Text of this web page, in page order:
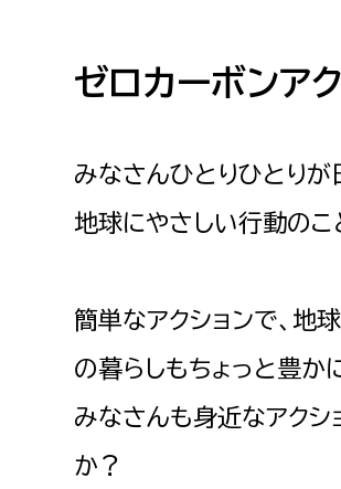
高校生・大学生など
障がい者
傷病者
事業者
人権・男女共同参画課
戸籍住民課
ゼロカーボンア
みなさんひとりひとり
地球にやさしい行動のこ
簡単なアクションで、地
の暮らしもちょっと豊か
みなさんも身近なアクシ
か？